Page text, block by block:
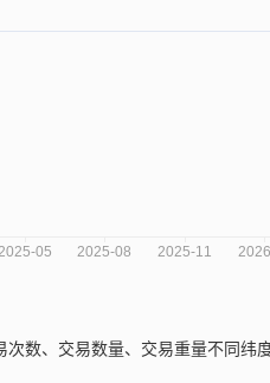
次数、交易数量、交易重量不同纬